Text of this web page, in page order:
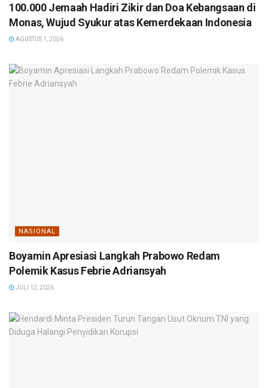
100.000 Jemaah Hadiri Zikir dan Doa Kebangsaan di
Monas, Wujud Syukur atas Kemerdekaan Indonesia
AGUSTUS 1, 2026
NASIONAL
Boyamin Apresiasi Langkah Prabowo Redam
Polemik Kasus Febrie Adriansyah
JULI 12, 2026